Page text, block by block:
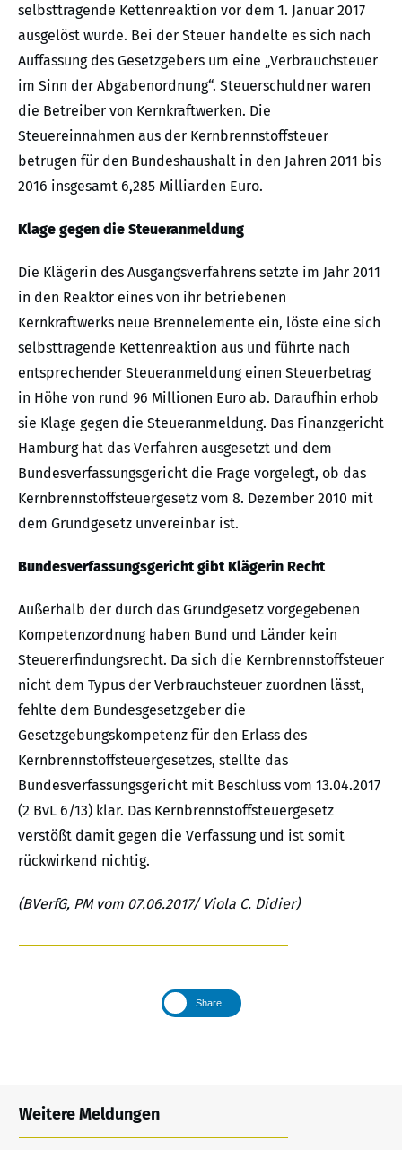
selbsttragende Kettenreaktion vor dem 1. Januar 2017
ausgelöst wurde. Bei der Steuer handelte es sich nach
Auffassung des Gesetzgebers um eine „Verbrauchsteuer
im Sinn der Abgabenordnung“. Steuerschuldner waren
die Betreiber von Kernkraftwerken. Die
Steuereinnahmen aus der Kernbrennstoffsteuer
betrugen für den Bundeshaushalt in den Jahren 2011 bis
2016 insgesamt 6,285 Milliarden Euro.
Klage gegen die Steueranmeldung
Die Klägerin des Ausgangsverfahrens setzte im Jahr 2011
in den Reaktor eines von ihr betriebenen
Kernkraftwerks neue Brennelemente ein, löste eine sich
selbsttragende Kettenreaktion aus und führte nach
entsprechender Steueranmeldung einen Steuerbetrag
in Höhe von rund 96 Millionen Euro ab. Daraufhin erhob
sie Klage gegen die Steueranmeldung. Das Finanzgericht
Hamburg hat das Verfahren ausgesetzt und dem
Bundesverfassungsgericht die Frage vorgelegt, ob das
Kernbrennstoffsteuergesetz vom 8. Dezember 2010 mit
dem Grundgesetz unvereinbar ist.
Bundesverfassungsgericht gibt Klägerin Recht
Außerhalb der durch das Grundgesetz vorgegebenen
Kompetenzordnung haben Bund und Länder kein
Steuererfindungsrecht. Da sich die Kernbrennstoffsteuer
nicht dem Typus der Verbrauchsteuer zuordnen lässt,
fehlte dem Bundesgesetzgeber die
Gesetzgebungskompetenz für den Erlass des
Kernbrennstoffsteuergesetzes, stellte das
Bundesverfassungsgericht mit Beschluss vom 13.04.2017
(2 BvL 6/13) klar. Das Kernbrennstoffsteuergesetz
verstößt damit gegen die Verfassung und ist somit
rückwirkend nichtig.
(BVerfG, PM vom 07.06.2017/ Viola C. Didier)
Share
Weitere Meldungen